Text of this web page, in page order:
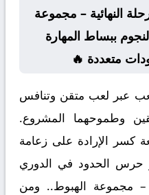
النهائية – مجموعة
ببساط المهارة
متعددة 🔥
عبر لعب متقن وتنافس
وطموحهما المشروع.
كسر الإرادة على زعامة
حرس الحدود في الدوري
– مجموعة الهبوط.. ومن